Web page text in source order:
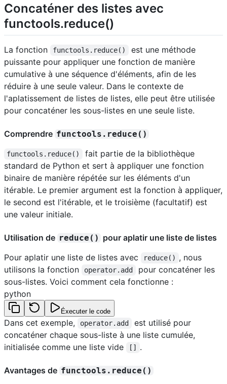
Concaténer des listes avec
functools.reduce()
La fonction functools.reduce()
est une méthode
puissante pour appliquer une fonction de manière
cumulative à une séquence d'éléments, afin de les
réduire à une seule valeur. Dans le contexte de
l'aplatissement de listes de listes, elle peut être utilisée
pour concaténer les sous-listes en une seule liste.
Comprendre functools.reduce()
functools.reduce()
fait partie de la bibliothèque
standard de Python et sert à appliquer une fonction
binaire de manière répétée sur les éléments d'un
itérable. Le premier argument est la fonction à appliquer,
le second est l'itérable, et le troisième (facultatif) est
une valeur initiale.
Utilisation de reduce() pour aplatir une liste de listes
Pour aplatir une liste de listes avec
reduce() , nous
utilisons la fonction
operator.add
pour concaténer les
sous-listes. Voici comment cela fonctionne :
python
Éxecuter le code
Dans cet exemple, operator.add
est utilisé pour
concaténer chaque sous-liste à une liste cumulée,
initialisée comme une liste vide
[] .
Avantages de functools.reduce()